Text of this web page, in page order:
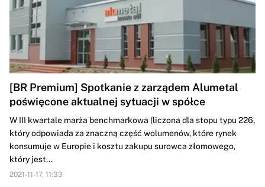
[BR Premium] Spotkanie z zarządem Alumetal
poświęcone aktualnej sytuacji w spółce
W III kwartale marża benchmarkowa (liczona dla stopu typu 226,
który odpowiada za znaczną część wolumenów, które rynek
konsumuje w Europie i kosztu zakupu surowca złomowego,
który jest...
2021-11-17, 11:33